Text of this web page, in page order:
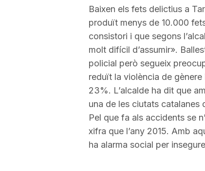
r
a
Baixen els fets delictius a
produït menys de 10.000
consistori i que segons
molt difícil d’assumir».
policial però segueix
reduït la violència de
23%. L’alcalde ha dit que
una de les ciutats catalanes
Pel que fa als accidents se
xifra que l’any 2015. Amb
ha alarma social per